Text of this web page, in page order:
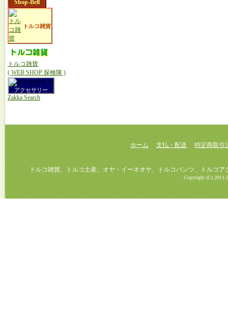
Shop-Bell
トルコ雑貨
トルコ雑貨
( WEB SHOP 探検隊 )
アクセサリー
Zakka Search
ホーム 支払・配送 特定商取引
トルコ雑貨、トルコ土産、オヤ・イーネオヤ、トルコパンツ、トルコアク
Copyright (C) 2011-